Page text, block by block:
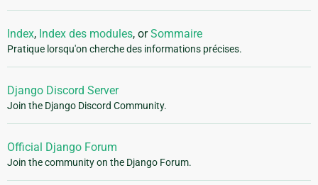
Index, Index des modules, orSommaire
Pratique lorsqu'on cherche des informations précises.
Django Discord Server
Join the Django Discord Community.
Official Django Forum
Join the community on the Django Forum.